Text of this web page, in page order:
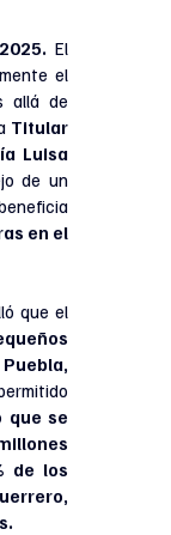
allá de
Titular
Luisa
de un
en el
que el
que se
de los